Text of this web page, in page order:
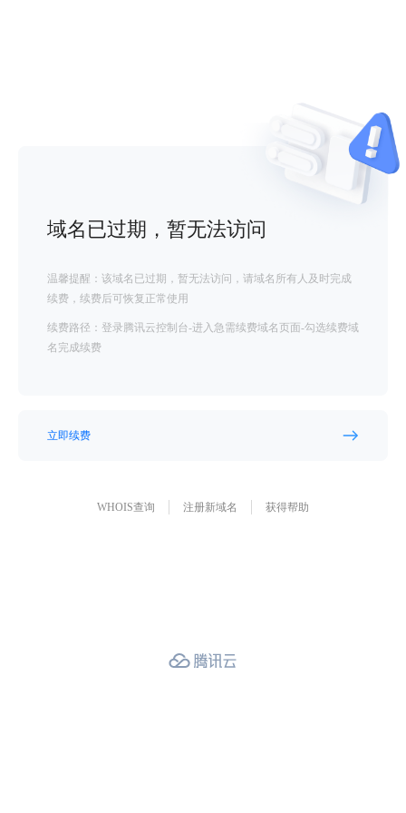
域名已过期，暂无法访问
温馨提醒：该域名已过期，暂无法访问，请域名所有人及时完成
续费，续费后可恢复正常使用
续费路径：登录腾讯云控制台-进入急需续费域名页面-勾选续费域
名完成续费
立即续费
WHOIS查询 注册新域名 获得帮助